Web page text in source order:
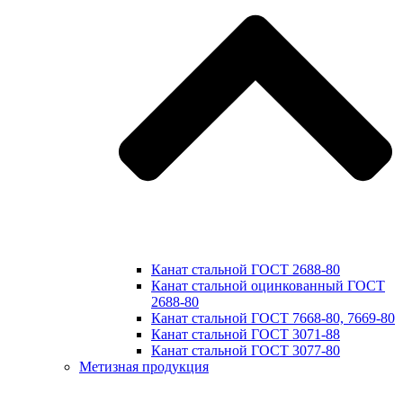
Канат стальной ГОСТ 2688-80
Канат стальной оцинкованный ГОСТ
2688-80
Канат стальной ГОСТ 7668-80, 7669-80
Канат стальной ГОСТ 3071-88
Канат стальной ГОСТ 3077-80
Метизная продукция